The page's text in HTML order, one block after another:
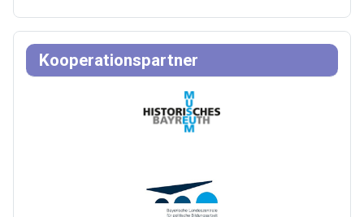
Kooperationspartner